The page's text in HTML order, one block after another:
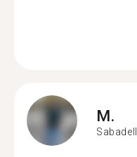
M.
Sabadell